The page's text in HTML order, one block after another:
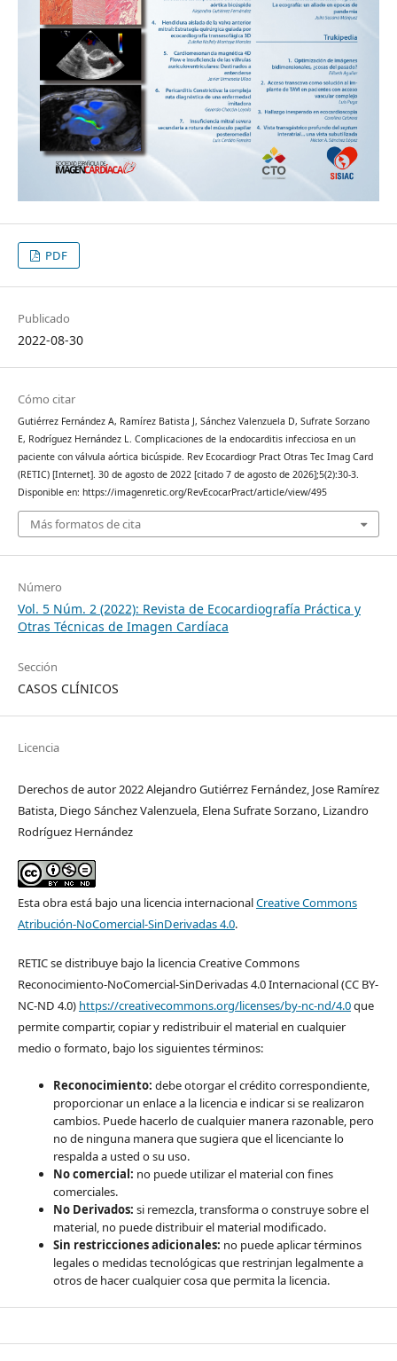
PDF
Publicado
2022-08-30
Cómo citar
Gutiérrez Fernández A, Ramírez Batista J, Sánchez Valenzuela D, Sufrate Sorzano
E, Rodríguez Hernández L. Complicaciones de la endocarditis infecciosa en un
paciente con válvula aórtica bicúspide. Rev Ecocardiogr Pract Otras Tec Imag Card
(RETIC) [Internet]. 30 de agosto de 2022 [citado 7 de agosto de 2026];5(2):30-3.
Disponible en: https://imagenretic.org/RevEcocarPract/article/view/495
Más formatos de cita
Número
Vol. 5 Núm. 2 (2022): Revista de Ecocardiografía Práctica y
Otras Técnicas de Imagen Cardíaca
Sección
CASOS CLÍNICOS
Licencia
Derechos de autor 2022 Alejandro Gutiérrez Fernández, Jose Ramírez
Batista, Diego Sánchez Valenzuela, Elena Sufrate Sorzano, Lizandro
Rodríguez Hernández
Esta obra está bajo una licencia internacionalCreative Commons
Atribución-NoComercial-SinDerivadas 4.0.
RETIC se distribuye bajo la licencia Creative Commons
Reconocimiento-NoComercial-SinDerivadas 4.0 Internacional (CC BY-
NC-ND 4.0) https://creativecommons.org/licenses/by-nc-nd/4.0que
permite compartir, copiar y redistribuir el material en cualquier
medio o formato, bajo los siguientes términos:
Reconocimiento: debe otorgar el crédito correspondiente,
proporcionar un enlace a la licencia e indicar si se realizaron
cambios. Puede hacerlo de cualquier manera razonable, pero
no de ninguna manera que sugiera que el licenciante lo
respalda a usted o su uso.
No comercial: no puede utilizar el material con fines
comerciales.
No Derivados: si remezcla, transforma o construye sobre el
material, no puede distribuir el material modificado.
Sin restricciones adicionales: no puede aplicar términos
legales o medidas tecnológicas que restrinjan legalmente a
otros de hacer cualquier cosa que permita la licencia.